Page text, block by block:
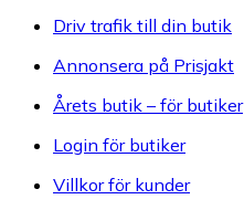
Driv trafik till din butik
Annonsera på Prisjakt
Årets butik – för butiker
Login för butiker
Villkor för kunder